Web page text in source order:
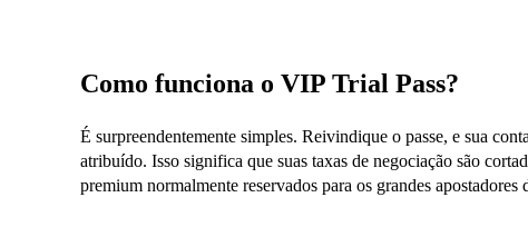
Como funciona o VIP Trial Pass?
É surpreendentemente simples. Reivindique o passe, e sua
atribuído. Isso significa que suas taxas de negociação são
premium normalmente reservados para os grandes apostadores